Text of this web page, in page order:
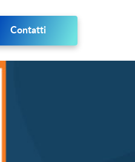
Contatti